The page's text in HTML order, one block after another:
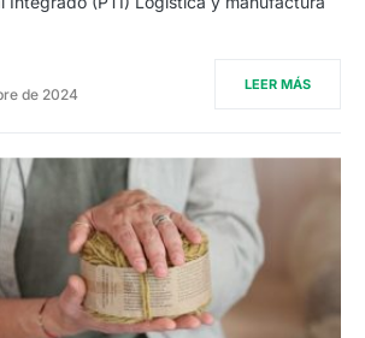
de 2024
LEER MÁS